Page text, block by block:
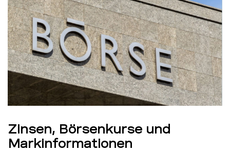
Zinsen, Börsenkurse und
Markinformationen